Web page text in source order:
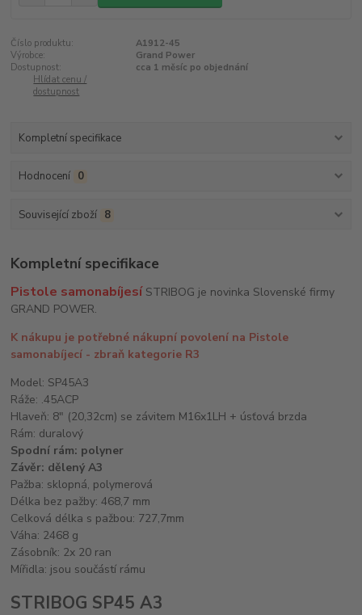
Číslo produktu:
A1912-45
Výrobce:
Grand Power
Dostupnost:
cca 1 měsíc po objednání
Hlídat cenu /
dostupnost
Kompletní specifikace
Hodnocení 0
Související zboží 8
Kompletní specifikace
Pistole samonabíjesí STRIBOG je novinka Slovenské firmy
GRAND POWER.
K nákupu je potřebné nákupní povolení na Pistole
samonabíjecí - zbraň kategorie R3
Model: SP45A3
Ráže: .45ACP
Hlaveň: 8" (20,32cm) se závitem M16x1LH + úsťová brzda
Rám: duralový
Spodní rám: polyner
Závěr: dělený A3
Pažba: sklopná, polymerová
Délka bez pažby: 468,7 mm
Celková délka s pažbou: 727,7mm
Váha: 2468 g
Zásobník: 2x 20 ran
Mířidla: jsou součástí rámu
STRIBOG SP45 A3